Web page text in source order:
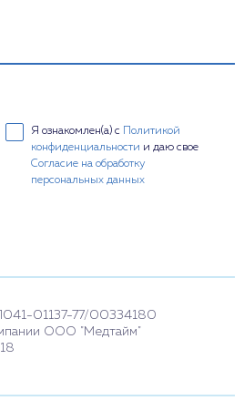
Я ознакомлен(а) с
Политикой
конфиденциальности и даю свое
Согласие на обработку
персональных данных
01137-77/00334180
ООО "Медтайм"